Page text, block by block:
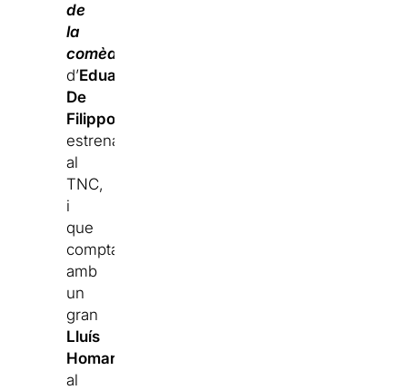
de
la
comèdia
d’Eduardo
De
Filippo
estrenada
al
TNC,
i
que
compta
amb
un
gran
Lluís
Homar
al